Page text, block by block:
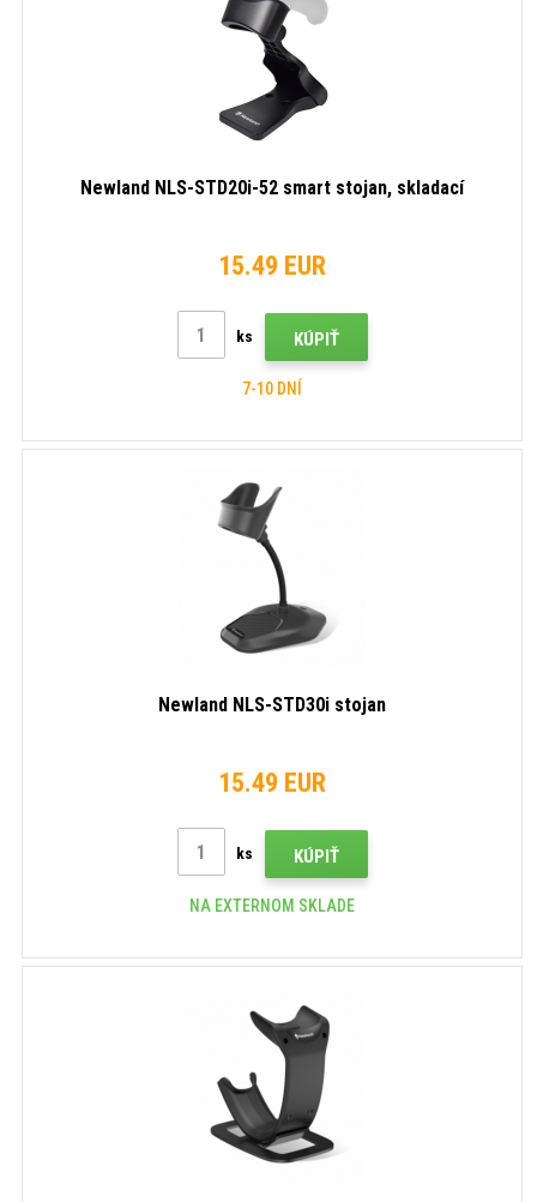
Newland NLS-STD20i-52 smart stojan, skladací
15.49 EUR
ks KÚPIŤ
7-10 DNÍ
Newland NLS-STD30i stojan
15.49 EUR
ks KÚPIŤ
NA EXTERNOM SKLADE